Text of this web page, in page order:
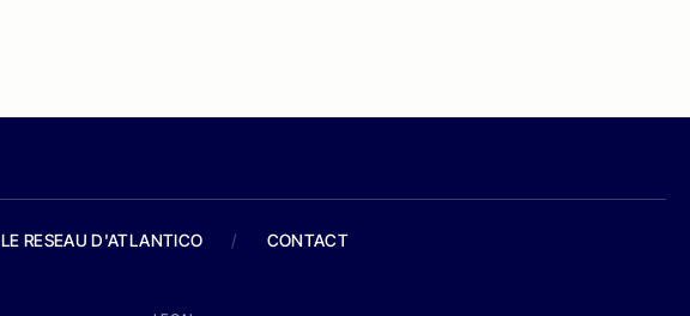
LE RESEAU D'ATLANTICO / CONTACT